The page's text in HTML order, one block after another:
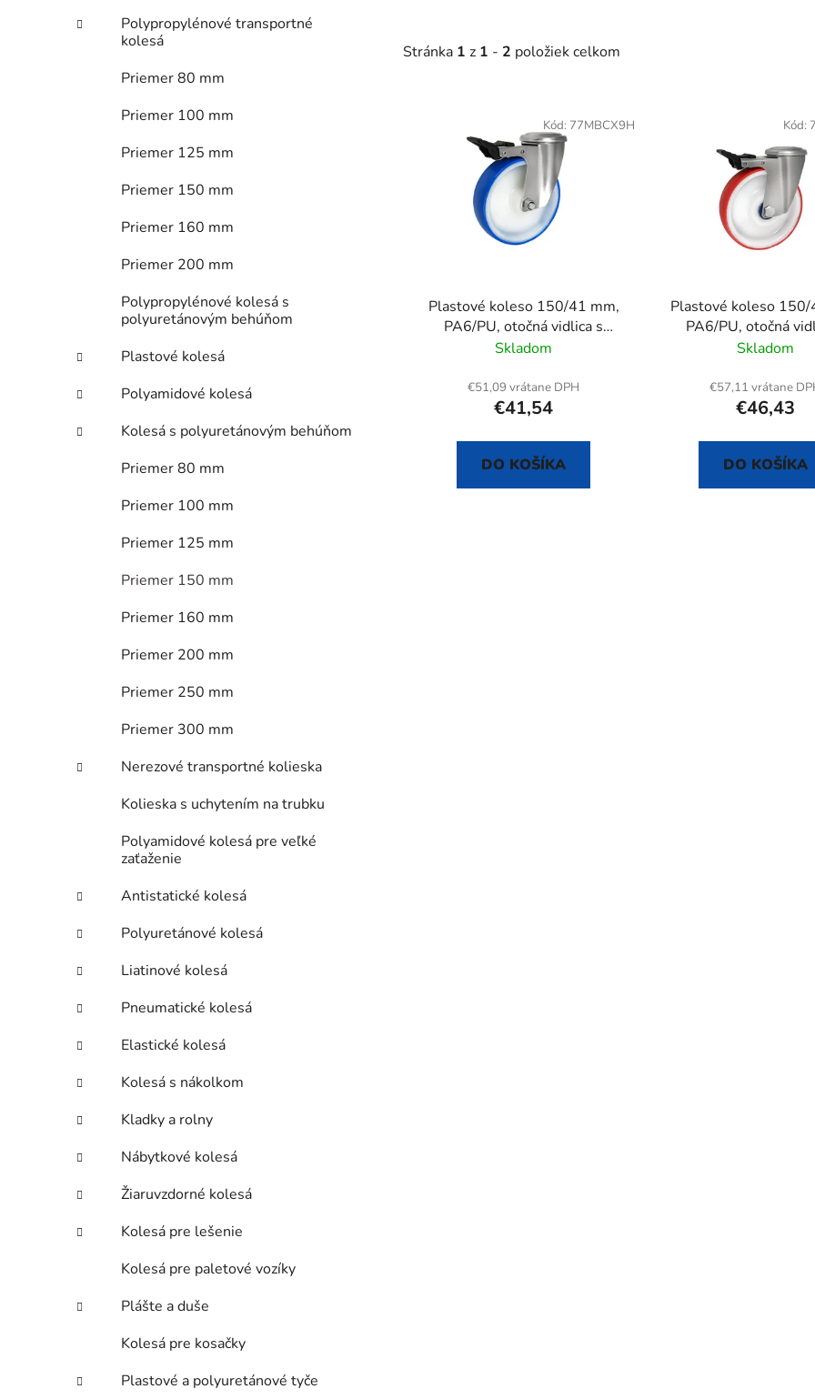
Polypropylénové transportné
kolesá
Priemer 80 mm
Priemer 100 mm
Priemer 125 mm
Priemer 150 mm
Priemer 160 mm
Priemer 200 mm
Polypropylénové kolesá s
polyuretánovým behúňom
Plastové kolesá
Polyamidové kolesá
Kolesá s polyuretánovým behúňom
Priemer 80 mm
Priemer 100 mm
Priemer 125 mm
Priemer 150 mm
Priemer 160 mm
Priemer 200 mm
Priemer 250 mm
Priemer 300 mm
Nerezové transportné kolieska
Kolieska s uchytením na trubku
Polyamidové kolesá pre veľké
zaťaženie
Antistatické kolesá
Polyuretánové kolesá
Liatinové kolesá
Pneumatické kolesá
Elastické kolesá
Kolesá s nákolkom
Kladky a rolny
Nábytkové kolesá
Žiaruvzdorné kolesá
Kolesá pre lešenie
Kolesá pre paletové vozíky
Plášte a duše
Kolesá pre kosačky
Plastové a polyuretánové tyče
Stránka 1 z 1 - 2 položiek celkom
Plastové koleso 150/41 mm,
PA6/PU, otočná vidlica s
otvorom+brzda
Skladom
€51,09 vrátane DPH
€41,54
DO KOŠÍKA
Kód: 77MBCX9H
Plastové koleso 150/
PA6/PU, otočná
otvorom+brzda
Skladom
€57,11 vrátane
€46,43
DO KOŠÍKA
Kód: